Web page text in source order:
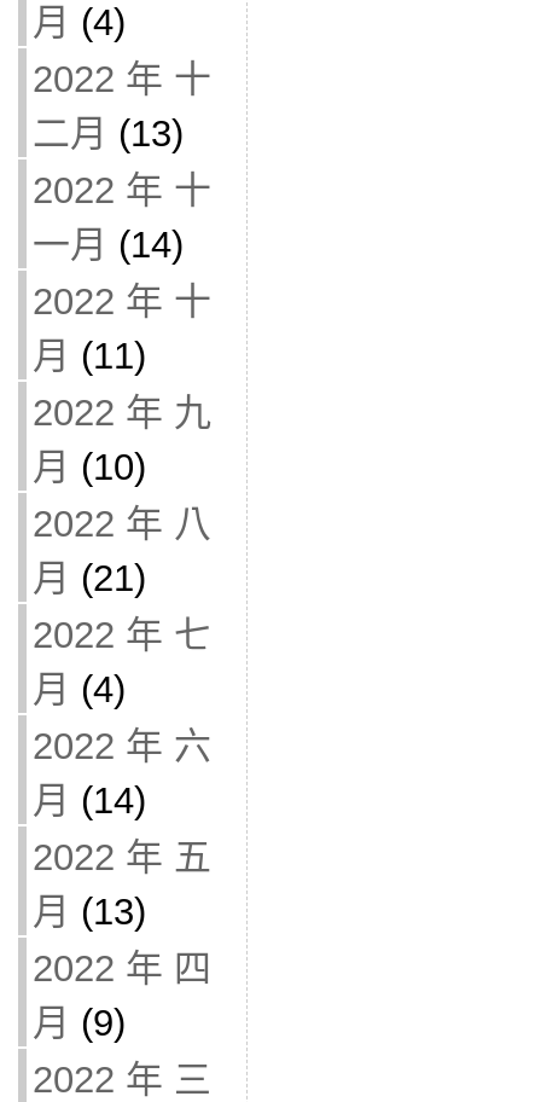
月 (4)
2022 年 十
二月 (13)
2022 年 十
一月 (14)
2022 年 十
月 (11)
2022 年 九
月 (10)
2022 年 八
月 (21)
2022 年 七
月 (4)
2022 年 六
月 (14)
2022 年 五
月 (13)
2022 年 四
月 (9)
2022 年 三